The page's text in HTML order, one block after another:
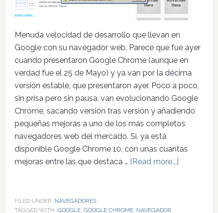
Menuda velocidad de desarrollo que llevan en
Google con su navegador web. Parece que fue ayer
cuando presentaron Google Chrome (aunque en
verdad fue el 25 de Mayo) y ya van por la décima
versión estable, que presentaron ayer. Poco a poco,
sin prisa pero sin pausa, van evolucionando Google
Chrome, sacando versión tras versión y añadiendo
pequeñas mejoras a uno de los más completos
navegadores web del mercado. Si, ya está
disponible Google Chrome 10, con unas cuantas
mejoras entre las que destaca … [Read more...]
FILED UNDER: NAVEGADORES
TAGGED WITH: GOOGLE, GOOGLE CHROME, NAVEGADOR